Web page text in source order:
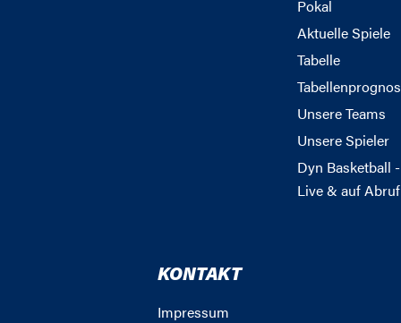
Pokal
Aktuelle Spiele
Tabelle
Unsere Teams
Unsere Spieler
Dyn Basketball -
Live & auf Abruf
KONTAKT
Impressum